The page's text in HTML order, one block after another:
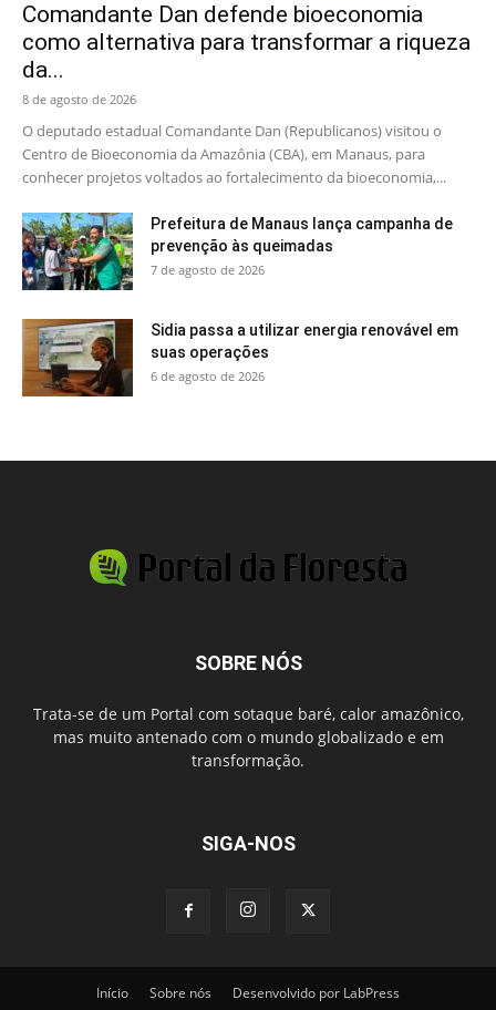
Comandante Dan defende bioeconomia
como alternativa para transformar a riqueza
da...
8 de agosto de 2026
O deputado estadual Comandante Dan (Republicanos) visitou o
Centro de Bioeconomia da Amazônia (CBA), em Manaus, para
conhecer projetos voltados ao fortalecimento da bioeconomia,...
Prefeitura de Manaus lança campanha de
prevenção às queimadas
7 de agosto de 2026
Sidia passa a utilizar energia renovável em
suas operações
6 de agosto de 2026
SOBRE NÓS
Trata-se de um Portal com sotaque baré, calor amazônico,
mas muito antenado com o mundo globalizado e em
transformação.
SIGA-NOS
Início Sobre nós Desenvolvido por LabPress